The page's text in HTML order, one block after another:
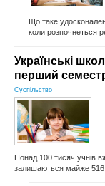
Що таке
коли розпочнеться
Українські
перший
Суспільство
Понад 100 тисяч учнів
залишаються майже 516